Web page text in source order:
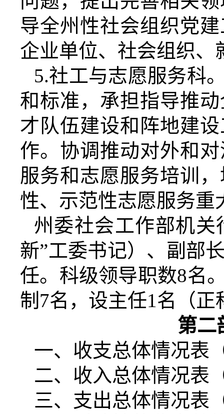
导全州 性社会组织党
企业单位、社会组织、
5.社工与志愿服务科
和标准，承担指导推
才队伍建设和阵地建
作。协调推动对外和
服务和志愿服务培训
性、示范性志愿服务重
州委社会工作部机关
新”工委书记）、副部
任。科级领导职数8名
制 7名，设主任1名（正
第二
一、收支总体情况表
二、收入总体情况表
三、支出总体情况表